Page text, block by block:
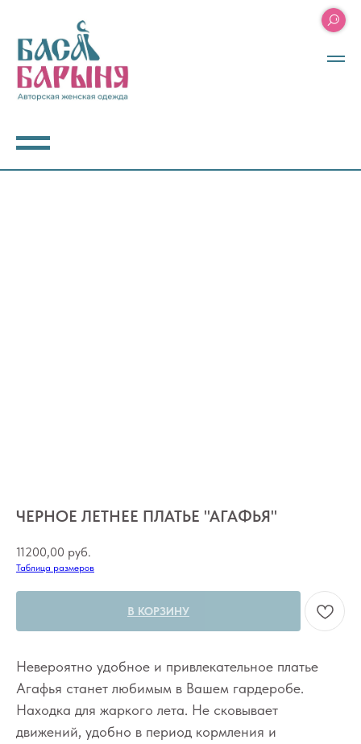
ЧЕРНОЕ ЛЕТНЕЕ ПЛАТЬЕ "АГАФЬЯ"
11200,00 руб.
Таблица размеров
В КОРЗИНУ
Невероятно удобное и привлекательное платье
Агафья станет любимым в Вашем гардеробе.
Находка для жаркого лета. Не сковывает
движений, удобно в период кормления и